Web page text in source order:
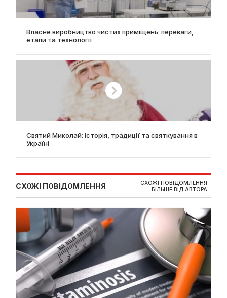
Власне виробництво чистих приміщень: переваги,
етапи та технології
Святий Миколай: історія, традиції та святкування в
Україні
СХОЖІ ПОВІДОМЛЕННЯ
СХОЖІ ПОВІДОМЛЕННЯ
БІЛЬШЕ ВІД АВТОРА